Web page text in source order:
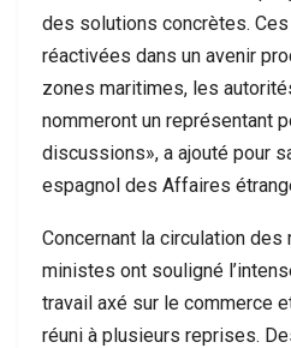
des solutions concrètes.
réactivées dans un avenir
zones maritimes, les
nommeront un représentant
discussions», a ajouté pour
espagnol des Affaires
Concernant la circulation
ministes ont souligné
travail axé sur le commerce
réuni à plusieurs reprises.